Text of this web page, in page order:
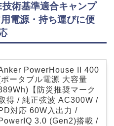
術基準適合キャンプ
電源・持ち運びに便
PowerHouse II 400
ポータブル電源 大容量
【防災推奨マーク
得 / 純正弦波 AC300W /
対応 60W入出力 /
3.0 (Gen2)搭載 /